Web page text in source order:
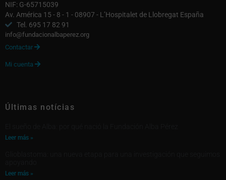
NIF: G-65715039
Av. América 15 - 8 - 1 - 08907 - L’Hospitalet de Llobregat España
Tel. 695 17 82 91
info@fundacionalbaperez.org
Contactar 
Mi cuenta 
Últimas notícias
Leer más »
Leer más »